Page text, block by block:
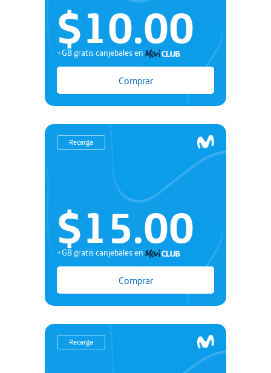
$10.00
+GB gratis canjebales en
Comprar
Recarga
$15.00
+GB gratis canjebales en
Comprar
Recarga